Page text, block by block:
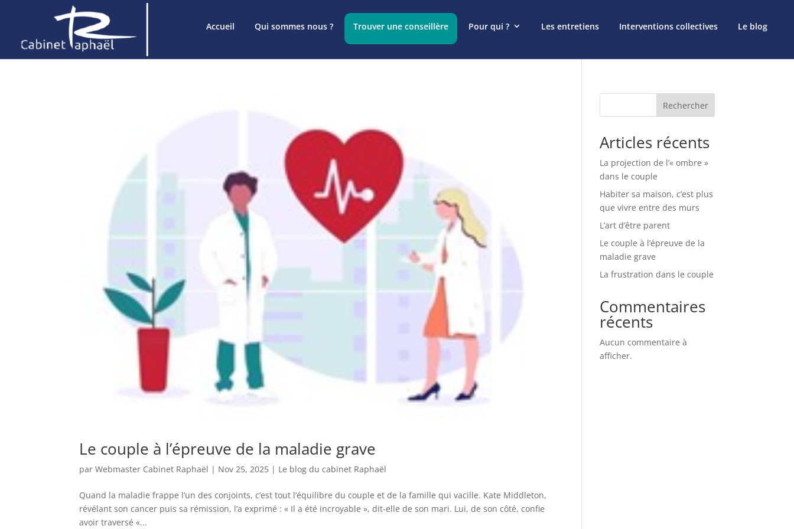
Accueil Qui sommes nous ? Trouver une conseillère Pour qui ? Les entretiens Interventions collectives Le blog
Le couple à l’épreuve de la maladie grave
parWebmaster Cabinet Raphaël | Nov 25, 2025 | Le blog du cabinet Raphaël
Quand la maladie frappe l’un des conjoints, c’est tout l’équilibre du couple et de la famille qui vacille. Kate Middleton,
révélant son cancer puis sa rémission, l’a exprimé : « Il a été incroyable », dit-elle de son mari. Lui, de son côté, confie
avoir traversé «...
Rechercher
Articles récents
La projection de l’« ombre »
dans le couple
Habiter sa maison, c’est plus
que vivre entre des murs
L’art d’être parent
Le couple à l’épreuve de la
maladie grave
La frustration dans le couple
Commentaires
récents
Aucun commentaire à
afficher.